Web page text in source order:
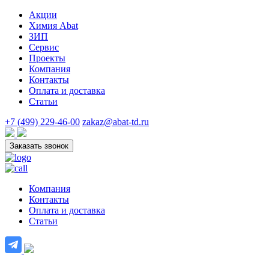
Акции
Химия Abat
ЗИП
Сервис
Проекты
Компания
Контакты
Оплата и доставка
Статьи
+7 (499) 229-46-00 zakaz@abat-td.ru
Заказать звонок
Компания
Контакты
Оплата и доставка
Статьи